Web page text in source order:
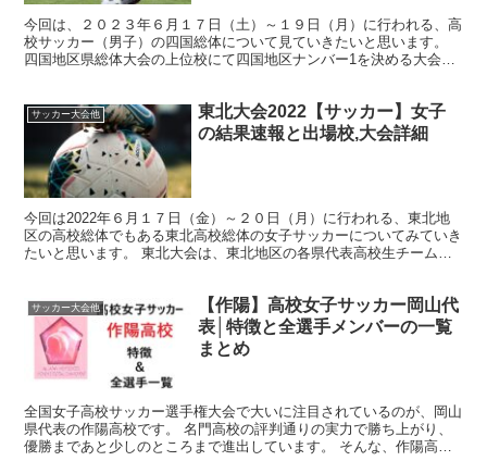
今回は、２０２３年６月１７日（土）～１９日（月）に行われる、高
校サッカー（男子）の四国総体について見ていきたいと思います。
四国地区県総体大会の上位校にて四国地区ナンバー1を決める大会で
サッカー大会他
東北大会2022【サッカー】女子
の結果速報と出場校,大会詳細
今回は2022年６月１７日（金）～２０日（月）に行われる、東北地
区の高校総体でもある東北高校総体の女子サッカーについてみていき
たいと思います。 東北大会は、東北地区の各県代表高校生チームが
サッカー大会他
【作陽】高校女子サッカー岡山代
表│特徴と全選手メンバーの一覧
まとめ
全国女子高校サッカー選手権大会で大いに注目されているのが、岡山
県代表の作陽高校です。 名門高校の評判通りの実力で勝ち上がり、
優勝まであと少しのところまで進出しています。 そんな、作陽高校